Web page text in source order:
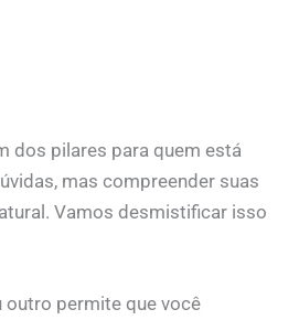
dos pilares para quem está
mas compreender suas
Vamos desmistificar isso
permite que você